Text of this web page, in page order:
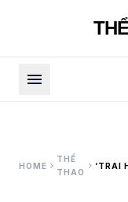
menu
HOME chevron_right
THỂ
THAO
chevron_right ‘TRAI